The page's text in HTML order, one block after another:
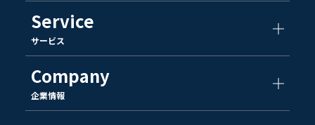
Service
サービス
Company
企業情報